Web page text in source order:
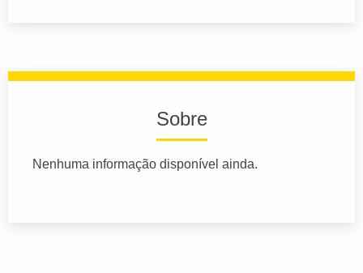
Sobre
Nenhuma informação disponível ainda.